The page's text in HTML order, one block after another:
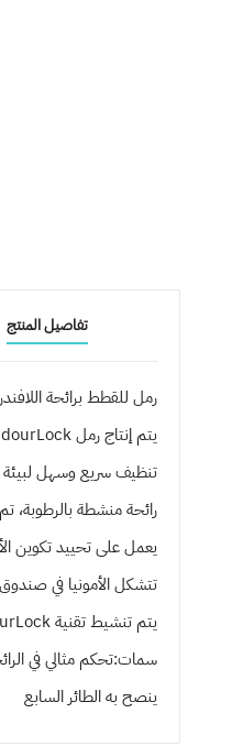
تفاصيل المنتج
رمل للقطط برائحة اللافندر
يتم إنتاج رمل OdourLock برائحة اللافندر من طين عالي الجودة، نقي وطبيعي 100%،آمن للجهاز التنفسي للإنسان والقطط،
تنظيف سريع وسهل لبيئة
رائحة منشطة بالرطوبة،
يعمل على تحييد تكوين
تتشكل الأمونيا في
يتم تنشيط تقنية OdourLock® عند ملامستها للبول لتحييد الروائح الكريهة
سمات:تحكم مثالي في الرائحة لأكثر من 40 يومًا، التكتل
ينصح بهالطائر السابع